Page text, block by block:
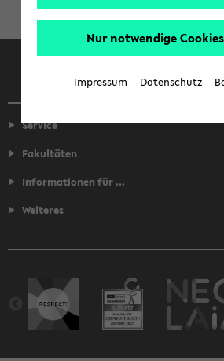
Facebook Instagram
Service
Fakultäten
Informationen für ...
Weiteres
Nur notwendige
Impressum Datenschutz